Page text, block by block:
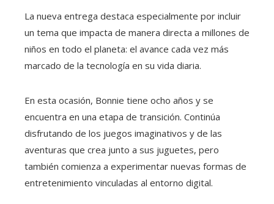
La nueva entrega destaca especialmente por incluir
un tema que impacta de manera directa a millones de
niños en todo el planeta: el avance cada vez más
marcado de la tecnología en su vida diaria.
En esta ocasión, Bonnie tiene ocho años y se
encuentra en una etapa de transición. Continúa
disfrutando de los juegos imaginativos y de las
aventuras que crea junto a sus juguetes, pero
también comienza a experimentar nuevas formas de
entretenimiento vinculadas al entorno digital.